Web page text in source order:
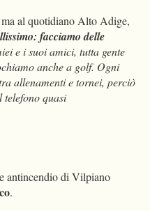
ma al quotidiano Alto Adige,
facciamo delle
e i suoi amici, tutta gente
anche a golf. Ogni
allenamenti e tornei, perciò
quasi
antincendio di Vilpiano
.